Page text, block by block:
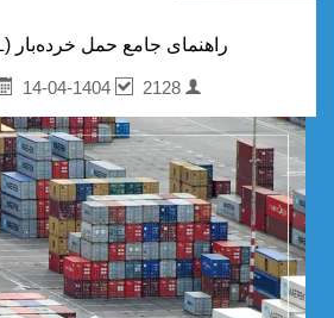
راهنمای جامع حمل خرده‌بار (LCL) از چین
forghani
14-04-1404 2128